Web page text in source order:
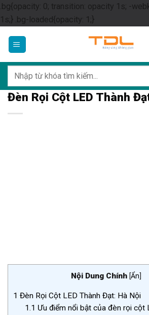
.bg{opacity: 0; transition: opacity 1s; -
1s;} .bg-loaded{opacity: 1;}Skip
content
kiếm:
Đèn Rọi Cột LED Thành
Nội Dung Chính [Ẩn]
1 Đèn Rọi Cột LED Thành Đạt: Hà Nội
1.1 Ưu điểm nổi bật của đèn rọi cột